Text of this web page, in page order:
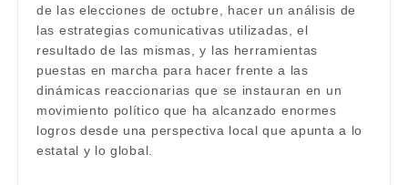
de las elecciones de octubre, hacer un análisis de
las estrategias comunicativas utilizadas, el
resultado de las mismas, y las herramientas
puestas en marcha para hacer frente a las
dinámicas reaccionarias que se instauran en un
movimiento político que ha alcanzado enormes
logros desde una perspectiva local que apunta a lo
estatal y lo global.